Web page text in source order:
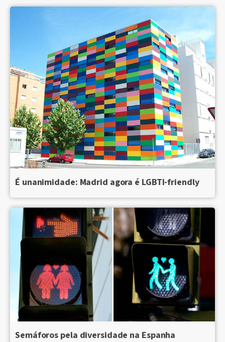
É unanimidade: Madrid agora é LGBTI-friendly
Semáforos pela diversidade na Espanha